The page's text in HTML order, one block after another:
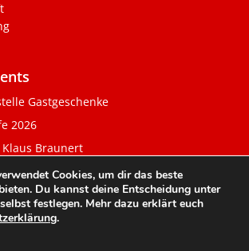
Gastgeschenke
2026
Braunert
Cookies, um dir das beste
Du kannst deine Entscheidung unter
selbst festlegen. Mehr dazu erklärt euch
.